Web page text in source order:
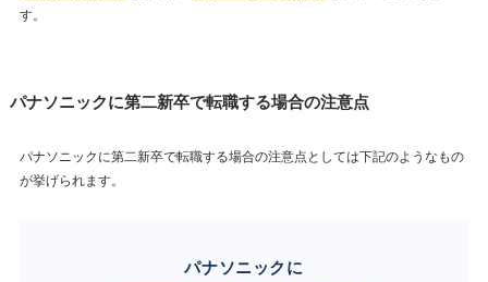
す。
パナソニックに第二新卒で転職する場合の注意点
パナソニックに第二新卒で転職する場合の注意点としては下記のようなもの
が挙げられます。
パナソニックに